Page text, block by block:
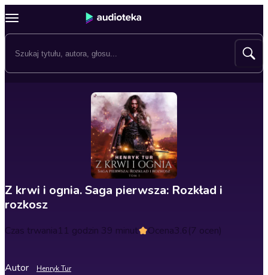
Z krwi i ognia. Saga pierwsza: Rozkład i
rozkosz
Czas trwania11 godzin 39 minut Ocena3.6(7 ocen)
Autor Henryk Tur